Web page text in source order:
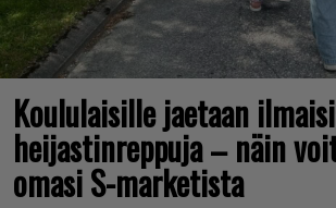
Koululaisille jaetaan
heijastinreppuja – näin
omasi S-marketista